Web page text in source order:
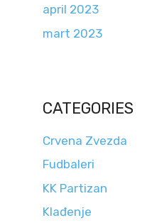
april 2023
mart 2023
CATEGORIES
Crvena Zvezda
Fudbaleri
KK Partizan
Klađenje